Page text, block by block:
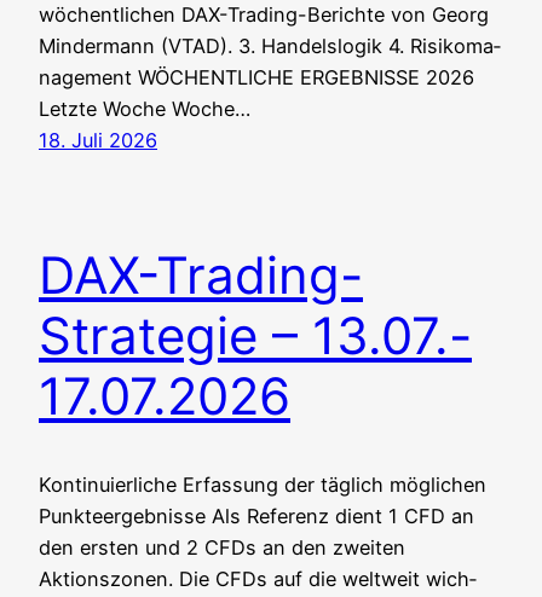
wöchent­li­chen DAX-Tra­ding-Berich­te von Georg
Min­der­mann (VTAD). 3. Han­dels­lo­gik 4. Risi­ko­ma­
nage­ment WÖCHENTLICHE ERGEBNISSE 2026
Letz­te Woche Woche…
18. Juli 2026
DAX-Trading-
Strategie – 13.07.-
17.07.2026
Kon­ti­nu­ier­li­che Erfas­sung der täg­lich mög­li­chen
Punkteergebnisse Als Refe­renz dient 1 CFD an
den ers­ten und 2 CFDs an den zwei­ten
Aktionszonen. Die CFDs auf die welt­weit wich­